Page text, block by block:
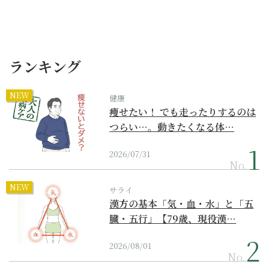
ランキング
NEW 健康
痩せたい！ でも走ったりするのは
つらい…。動きたくなる体…
2026/07/31
No.
NEW サライ
漢方の基本「気・血・水」と「五
臓・五行」【79歳、現役漢…
2026/08/01
No.